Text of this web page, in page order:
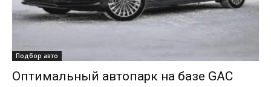
Подбор авто
Оптимальный автопарк на базе GAC